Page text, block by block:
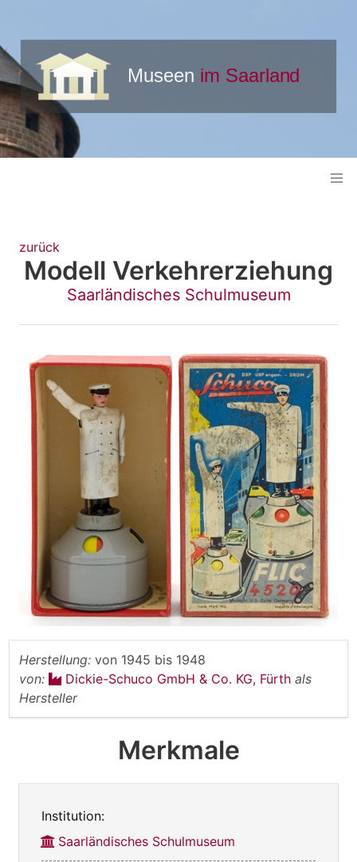
zurück
Modell Verkehrerziehung
Saarländisches Schulmuseum
Herstellung: von 1945 bis 1948
von:
Dickie-Schuco GmbH & Co. KG, Fürth als
Hersteller
Merkmale
Institution:
Saarländisches Schulmuseum